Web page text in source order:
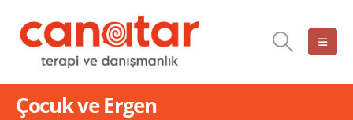
Çocuk ve Ergen